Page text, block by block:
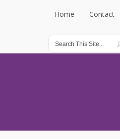
Home
Home
Contact
Contact